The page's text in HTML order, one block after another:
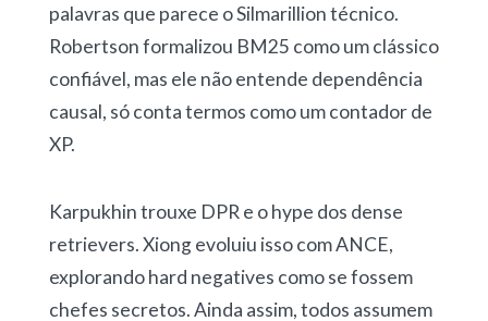
palavras que parece o Silmarillion técnico.
Robertson formalizou BM25 como um clássico
confiável, mas ele não entende dependência
causal, só conta termos como um contador de
XP.
Karpukhin trouxe DPR e o hype dos dense
retrievers. Xiong evoluiu isso com ANCE,
explorando hard negatives como se fossem
chefes secretos. Ainda assim, todos assumem